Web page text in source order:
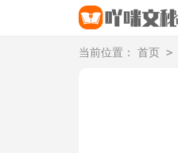
当前位置： 首页 >